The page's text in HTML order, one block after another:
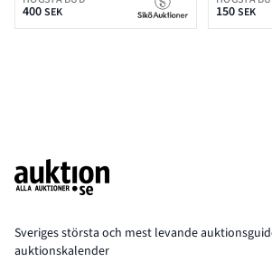
ENKELGRINDAR, LÄNGD 178
CM, BREDD 98 CM, HÖJD 76 CM
400SEK
CM, DJUP
150SEK
Sveriges största och mest levande
auktionskalender